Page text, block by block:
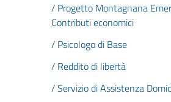
/ Progetto Montagnana
Contributi economici
/ Psicologo di Base
/ Reddito di libertà
/ Servizio di Assistenza